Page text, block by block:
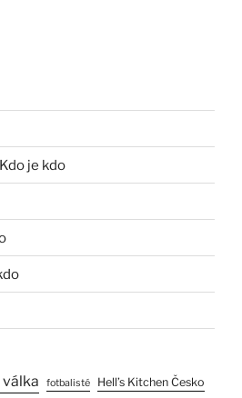
je kdo
fotbalisté Hell’s Kitchen Česko